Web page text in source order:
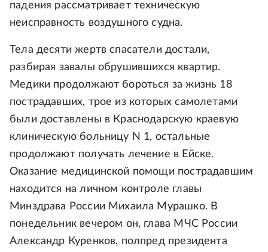
падения рассматривает техническую
неисправность воздушного судна.
Тела десяти жертв спасатели достали,
разбирая завалы обрушившихся квартир.
Медики продолжают бороться за жизнь 18
пострадавших, трое из которых самолетами
были доставлены в Краснодарскую краевую
клиническую больницу N 1, остальные
продолжают получать лечение в Ейске.
Оказание медицинской помощи пострадавшим
находится на личном контроле главы
Минздрава России Михаила Мурашко. В
понедельник вечером он, глава МЧС России
Александр Куренков, полпред президента